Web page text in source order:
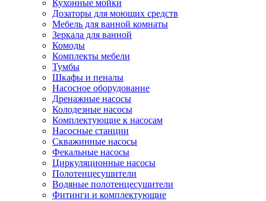
Кухонные мойки
Дозаторы для моющих средств
Мебель для ванной комнаты
Зеркала для ванной
Комоды
Комплекты мебели
Тумбы
Шкафы и пеналы
Насосное оборудование
Дренажные насосы
Колодезные насосы
Комплектующие к насосам
Насосные станции
Скважинные насосы
Фекальные насосы
Циркуляционные насосы
Полотенцесушители
Водяные полотенцесушители
Фитинги и комплектующие